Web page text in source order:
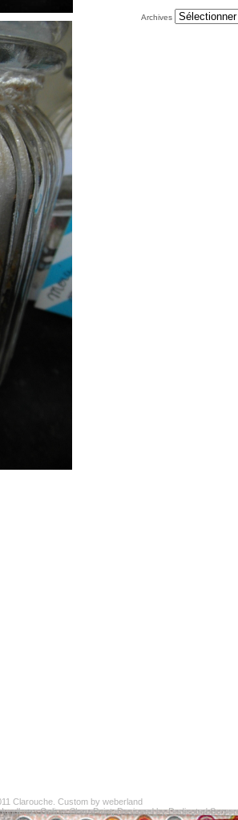
Archives
Clarouche. Custom by weberland
Online,SharePoint, Designed byDedicated